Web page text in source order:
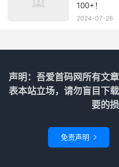
100+！
2024-07-26
声明：吾爱首码网所有文
表本站立场，请勿盲目下
要的损
免责声明 